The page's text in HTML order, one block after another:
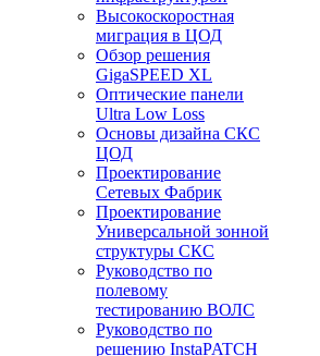
Высокоскоростная
миграция в ЦОД
Обзор решения
GigaSPEED XL
Оптические панели
Ultra Low Loss
Основы дизайна СКС
ЦОД
Проектирование
Сетевых Фабрик
Проектирование
Универсальной зонной
структуры СКС
Руководство по
полевому
тестированию ВОЛС
Руководство по
решению InstaPATCH